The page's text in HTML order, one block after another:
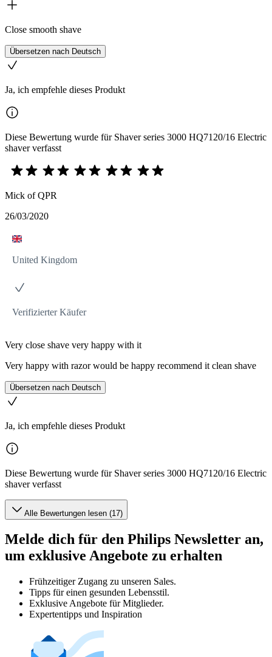
Close smooth shave
Übersetzen nach Deutsch
Ja, ich empfehle dieses Produkt
Diese Bewertung wurde für Shaver series 3000 HQ7120/16 Electric
shaver verfasst
Mick of QPR
26/03/2020
United Kingdom
Verifizierter Käufer
Very close shave very happy with it
Very happy with razor would be happy recommend it clean shave
Übersetzen nach Deutsch
Ja, ich empfehle dieses Produkt
Diese Bewertung wurde für Shaver series 3000 HQ7120/16 Electric
shaver verfasst
Alle Bewertungen lesen (17)
Melde dich für den Philips Newsletter an,
um exklusive Angebote zu erhalten
Frühzeitiger Zugang zu unseren Sales.
Tipps für einen gesunden Lebensstil.
Exklusive Angebote für Mitglieder.
Expertentipps und Inspiration